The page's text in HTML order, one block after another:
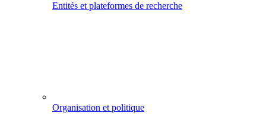
Entités et plateformes de recherche
Organisation et politique